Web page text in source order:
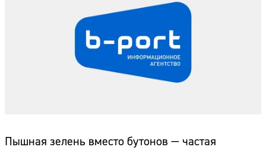
Пышная зелень вместо бутонов — частая